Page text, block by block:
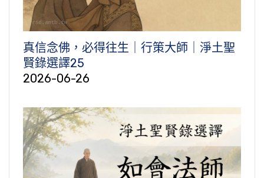
真信念佛，必得往生｜行策大師｜淨土聖
賢錄選譯25
2026-06-26